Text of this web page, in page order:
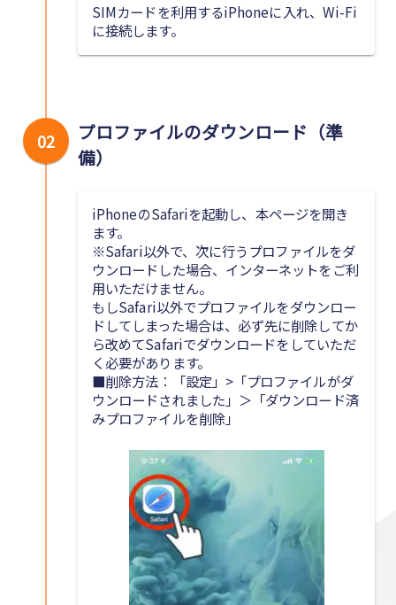
SIMカードを利用するiPhoneに入れ、Wi-Fi
に接続します。
プロファイルのダウンロード（準
備）
02
iPhoneのSafariを起動し、本ページを開き
ます。
※Safari以外で、次に行うプロファイルをダ
ウンロードした場合、インターネットをご利
用いただけません。
もしSafari以外でプロファイルをダウンロー
ドしてしまった場合は、必ず先に削除してか
ら改めてSafariでダウンロードをしていただ
く必要があります。
■削除方法：「設定」>「プロファイルがダ
ウンロードされました」＞「ダウンロード済
みプロファイルを削除」